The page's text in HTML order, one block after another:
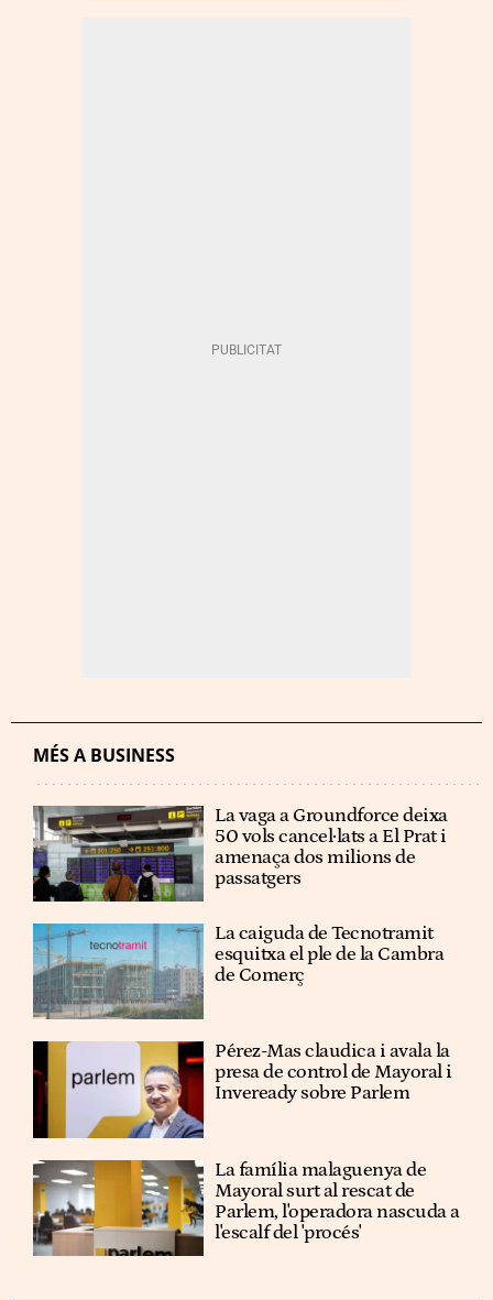
MÉS A BUSINESS
La vaga a Groundforce deixa
50 vols cancel·lats a El Prat i
amenaça dos milions de
passatgers
La caiguda de Tecnotramit
esquitxa el ple de la Cambra
de Comerç
Pérez-Mas claudica i avala la
presa de control de Mayoral i
Inveready sobre Parlem
La família malaguenya de
Mayoral surt al rescat de
Parlem, l'operadora nascuda a
l'escalf del 'procés'